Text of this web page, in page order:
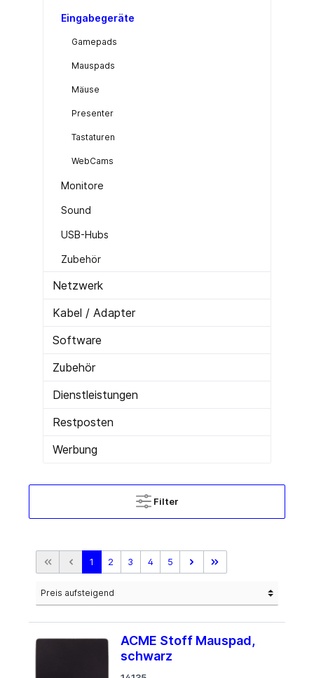
Eingabegeräte
Gamepads
Mauspads
Mäuse
Presenter
Tastaturen
WebCams
Monitore
Sound
USB-Hubs
Zubehör
Netzwerk
Kabel / Adapter
Software
Zubehör
Dienstleistungen
Restposten
Werbung
Filter
1 2 3 4 5
ACME Stoff Mauspad,
schwarz